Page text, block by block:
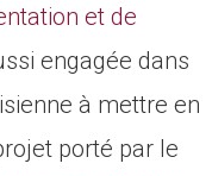
et de
engagée dans
à mettre en
porté par le